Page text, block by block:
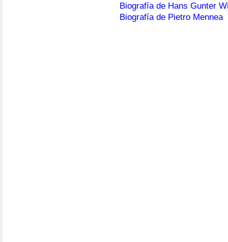
Biografía de Hans Gunter
Biografía de Pietro Mennea